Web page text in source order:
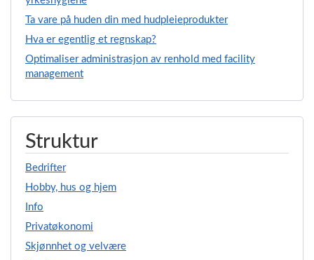
Ta vare på huden din med hudpleieprodukter
Hva er egentlig et regnskap?
Optimaliser administrasjon av renhold med facility
management
Struktur
Bedrifter
Hobby, hus og hjem
Info
Privatøkonomi
Skjønnhet og velvære